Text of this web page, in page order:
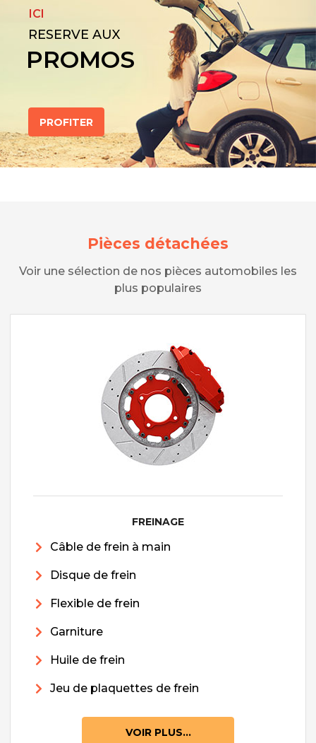
ICI
RESERVE AUX
PROMOS
PROFITER
Pièces détachées
Voir une sélection de nos pièces automobiles les
plus populaires
FREINAGE
Câble de frein à main
Disque de frein
Flexible de frein
Garniture
Huile de frein
Jeu de plaquettes de frein
VOIR PLUS...